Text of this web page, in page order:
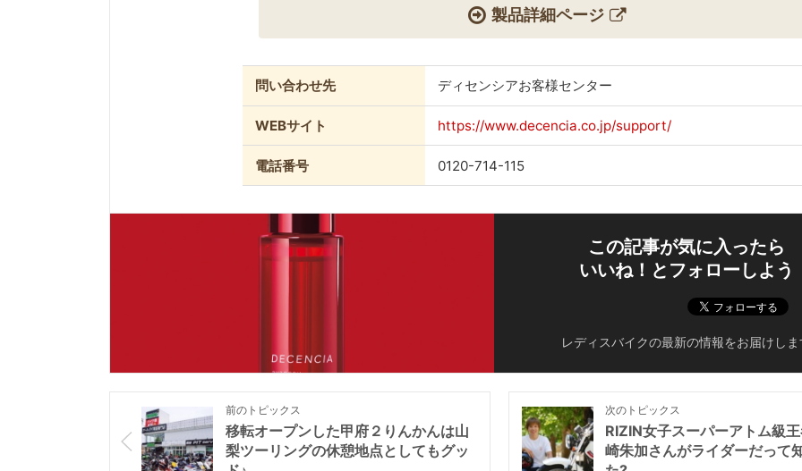
製品詳細ページ
問い合わせ先 ディセンシアお客様センター
WEBサイト https://www.decencia.co.jp/support/
電話番号 0120-714-115
この記事が気に入ったら
いいね！とフォローしよう
レディスバイクの最新の情報をお届けしま
前のトピックス
移転オープンした甲府２りんかんは山
梨ツーリングの休憩地点としてもグッ
次のトピックス
RIZIN女子スーパーアトム級
崎朱加さんがライダーだって